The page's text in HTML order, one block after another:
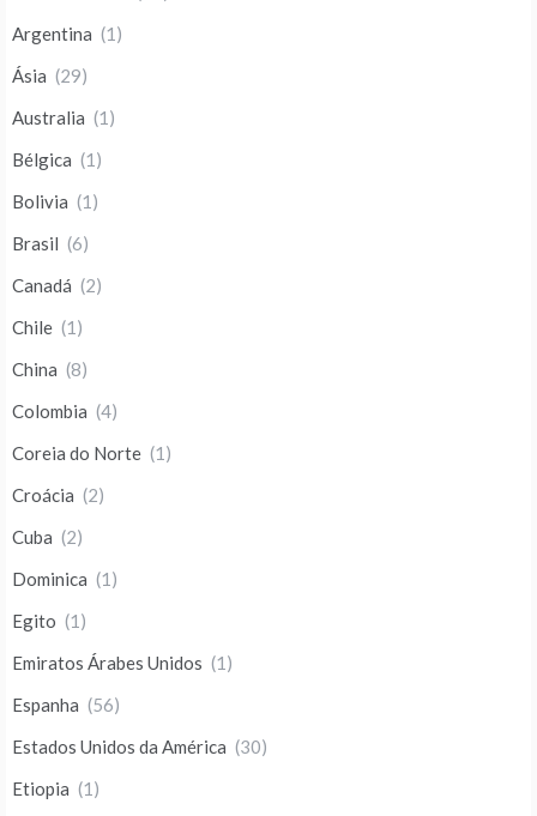
Argentina (1)
Ásia (29)
Australia (1)
Bélgica (1)
Bolivia (1)
Brasil (6)
Canadá (2)
Chile (1)
China (8)
Colombia (4)
Coreia do Norte (1)
Croácia (2)
Cuba (2)
Dominica (1)
Egito (1)
Emiratos Árabes Unidos (1)
Espanha (56)
Estados Unidos da América (30)
Etiopia (1)